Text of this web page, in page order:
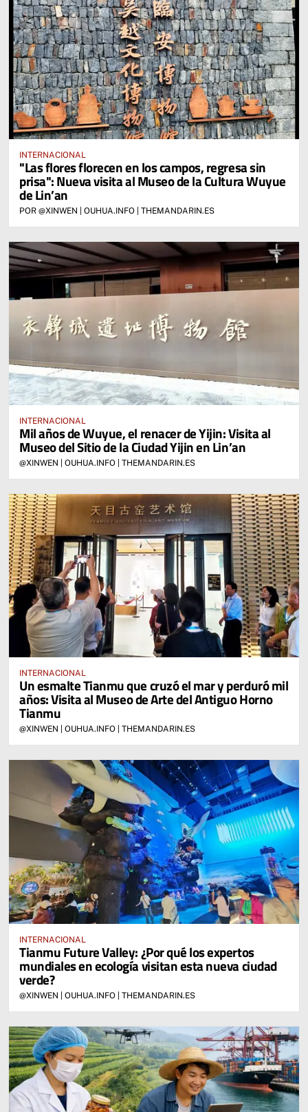
INTERNACIONAL
"Las flores florecen en los campos, regresa sin
prisa": Nueva visita al Museo de la Cultura Wuyue
de Lin’an
POR @XINWEN | OUHUA.INFO | THEMANDARIN.ES
INTERNACIONAL
Mil años de Wuyue, el renacer de Yijin: Visita al
Museo del Sitio de la Ciudad Yijin en Lin’an
@XINWEN | OUHUA.INFO | THEMANDARIN.ES
INTERNACIONAL
Un esmalte Tianmu que cruzó el mar y perduró mil
años: Visita al Museo de Arte del Antiguo Horno
Tianmu
@XINWEN | OUHUA.INFO | THEMANDARIN.ES
INTERNACIONAL
Tianmu Future Valley: ¿Por qué los expertos
mundiales en ecología visitan esta nueva ciudad
verde?
@XINWEN | OUHUA.INFO | THEMANDARIN.ES